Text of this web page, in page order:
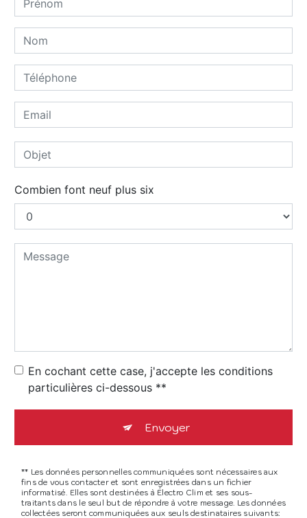
Combien font neuf plus six
En cochant cette case, j'accepte les conditions
particulières ci-dessous **
Envoyer
** Les données personnelles communiquées sont nécessaires aux
fins de vous contacter et sont enregistrées dans un fichier
informatisé. Elles sont destinées à Électro Clim et ses sous-
traitants dans le seul but de répondre à votre message. Les données
collectées seront communiquées aux seuls destinataires suivants: